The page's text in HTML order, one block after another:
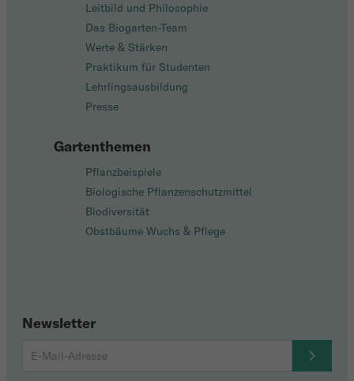
Leitbild und Philosophie
Das Biogarten-Team
Werte & Stärken
Praktikum für Studenten
Lehrlingsausbildung
Presse
Gartenthemen
Pflanzbeispiele
Biologische Pflanzenschutzmittel
Biodiversität
Obstbäume Wuchs & Pflege
Newsletter